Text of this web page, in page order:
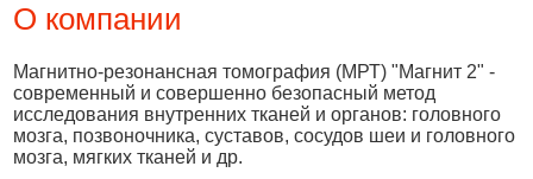
О компании
Магнитно-резонансная томография (МРТ) "Магнит 2" -
современный и совершенно безопасный метод
исследования внутренних тканей и органов: головного
мозга, позвоночника, суставов, сосудов шеи и головного
мозга, мягких тканей и др.